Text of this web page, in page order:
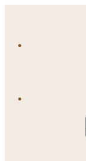
indhold